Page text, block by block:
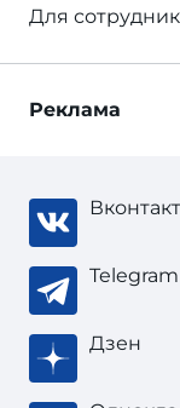
Для
Реклама
Telegram
Дзен